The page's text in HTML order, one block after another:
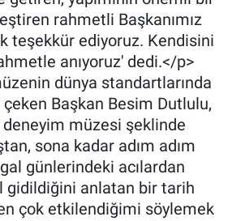
rahmetli Başkanımız
teşekkür ediyoruz. Kendisini
anıyoruz' dedi.</p>
dünya standartlarında
Başkan Besim Dutlulu,
deneyim müzesi şeklinde
sona kadar adım adım
günlerindeki acılardan
gidildiğini anlatan bir tarih
çok etkilendiğimi söylemek